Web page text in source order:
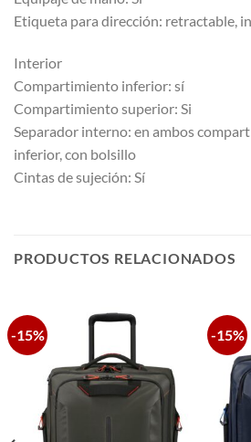
Etiqueta para dirección: retractable,
Interior
Compartimiento inferior: sí
Compartimiento superior: Si
Separador interno: en ambos
inferior, con bolsillo
Cintas de sujeción: Sí
PRODUCTOS RELACIONADOS
-15% -15%